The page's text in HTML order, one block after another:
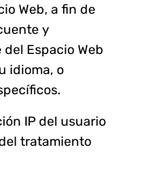
Web, a fin de
y
Espacio Web
idioma, o
IP del usuario
tratamiento